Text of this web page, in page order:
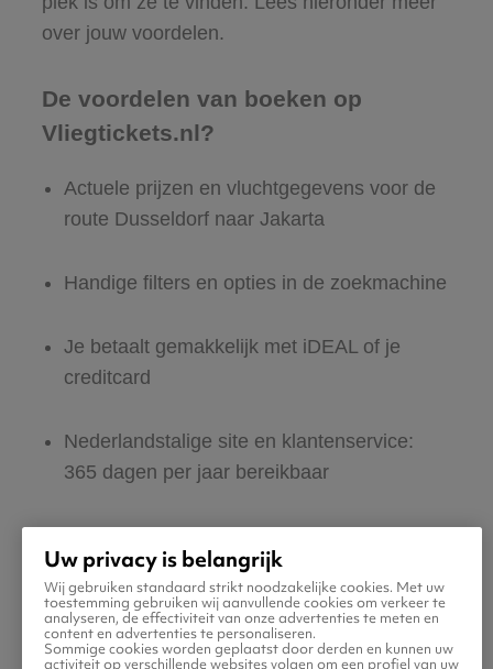
over jouw voordelen.
De voordelen van boeken op
Vliegtickets.nl?
Actuele prijzen en vluchtgegevens voor de
route Dusseldorf naar Jakarta
Handige filters en opties in de zoekmachine
Je betaalt gemakkelijk met iDEAL of je
creditcard
Nederlandstalige site en klantenservice:
365 dagen per jaar bereikbaar
Boek ook direct een hotel of huurauto voor
in Jakarta
Uw privacy is belangrijk
Wij gebruiken standaard strikt noodzakelijke cookies. Met uw
toestemming gebruiken wij aanvullende cookies om verkeer te
analyseren, de effectiviteit van onze advertenties te meten en
content en advertenties te personaliseren.
Sommige cookies worden geplaatst door derden en kunnen uw
activiteit op verschillende websites volgen om een profiel van uw